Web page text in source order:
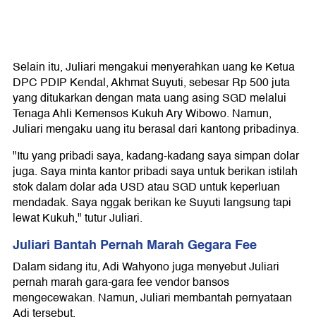
Selain itu, Juliari mengakui menyerahkan uang ke Ketua
DPC PDIP Kendal, Akhmat Suyuti, sebesar Rp 500 juta
yang ditukarkan dengan mata uang asing SGD melalui
Tenaga Ahli Kemensos Kukuh Ary Wibowo. Namun,
Juliari mengaku uang itu berasal dari kantong pribadinya.
"Itu yang pribadi saya, kadang-kadang saya simpan dolar
juga. Saya minta kantor pribadi saya untuk berikan istilah
stok dalam dolar ada USD atau SGD untuk keperluan
mendadak. Saya nggak berikan ke Suyuti langsung tapi
lewat Kukuh," tutur Juliari.
Juliari Bantah Pernah Marah Gegara Fee
Dalam sidang itu, Adi Wahyono juga menyebut Juliari
pernah marah gara-gara fee vendor bansos
mengecewakan. Namun, Juliari membantah pernyataan
Adi tersebut.